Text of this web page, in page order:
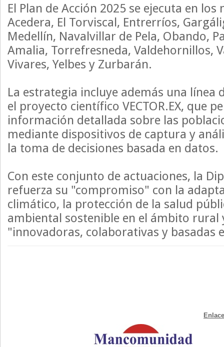
El Plan de Acción 2025 se ejecuta en
Acedera, El Torviscal, Entrerríos,
Medellín, Navalvillar de Pela, Obando,
Amalia, Torrefresneda, Valdehornillos,
Vivares, Yelbes y Zurbarán.
La estrategia incluye además una línea
el proyecto científico VECTOR.EX, que
información detallada sobre las
mediante dispositivos de captura y
la toma de decisiones basada en datos.
Con este conjunto de actuaciones, la
refuerza su "compromiso" con la
climático, la protección de la salud
ambiental sostenible en el ámbito rural
"innovadoras, colaborativas y basadas